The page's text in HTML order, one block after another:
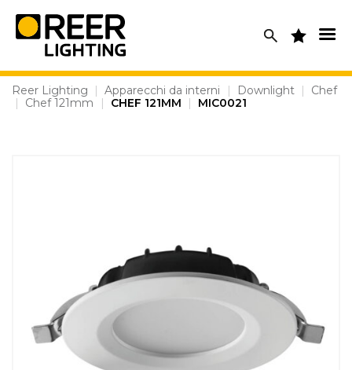
content
Reer Lighting | Apparecchi da interni | Downlight |
Chef
|
Chef 121mm | CHEF 121MM | MIC0021